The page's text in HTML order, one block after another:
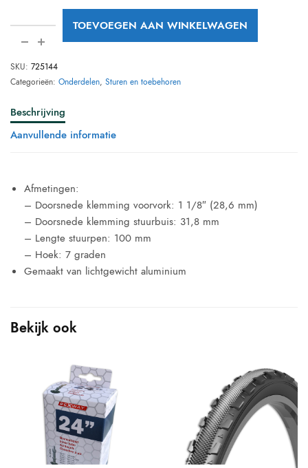
TOEVOEGEN AAN WINKELWAGEN
SKU: 725144
Categorieën: Onderdelen, Sturen en toebehoren
Beschrijving
Aanvullende informatie
Afmetingen:
– Doorsnede klemming voorvork: 1 1/8″ (28,6 mm)
– Doorsnede klemming stuurbuis: 31,8 mm
– Lengte stuurpen: 100 mm
– Hoek: 7 graden
Gemaakt van lichtgewicht aluminium
Bekijk ook